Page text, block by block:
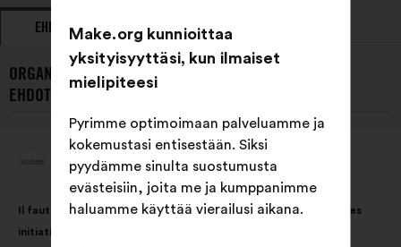
EHDOTUKSET KANNANOTOT
ORGANISAATION LULU DANS MA RUE VIIMEISIMMÄT
EHDOTUKSET:
Lulu Dans Ma Rue
Ehdotuksen
sisältö:
Il faut ouvrir les kiosques aux acteurs de l’ESS pour valoriser des
initiatives locales et créer du lien social.
jakautuminen:
Make.org kunnioittaa
yksityisyyttäsi, kun ilmaiset
mielipiteesi
Pyrimme optimoimaan palveluamme ja
kokemustasi entisestään. Siksi
pyydämme sinulta suostumusta
evästeisiin, joita me ja kumppanimme
haluamme käyttää vierailusi aikana.